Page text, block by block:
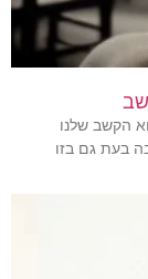
הקשב שלנו
בעת גם בזו